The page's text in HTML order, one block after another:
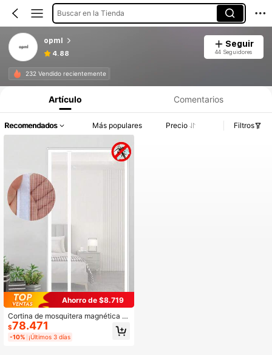
Buscar en la Tienda
opml
4.88
Seguir
44 Seguidores
232 Vendido recientemente
Artículo Comentarios
Recomendados Más populares Precio Filtros
Ahorro de $8.719
Cortina de mosquitera magnética bl
anca, puerta de pantalla magnética
autoadhesiva sin taladro para el ho
gar, fácil instalación, cortina divisori
$78.471
-10% ¡Últimos 3 días